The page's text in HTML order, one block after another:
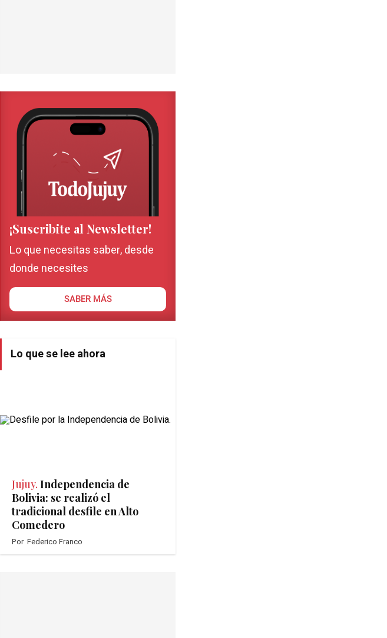
¡Suscribite al Newsletter!
Lo que necesitas saber, desde
donde necesites
SABER MÁS
Lo que se lee ahora
Jujuy. Independencia de
Bolivia: se realizó el
tradicional desfile en Alto
Comedero
Por Federico Franco